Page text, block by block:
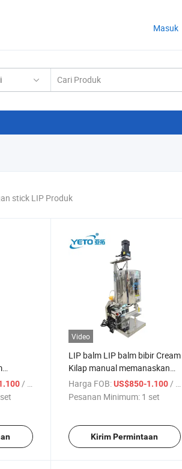
Masuk
stick LIP Produk
bibir/ set
Video
LIP balm LIP balm bibir Cream
Kilap manual memanaskan
Tabung Mengisi deodoran
Mesin lilin pengisi botol
Harga FOB: US$850-1.100/ set
Pesanan Minimum: 1 set
Kirim Permintaan